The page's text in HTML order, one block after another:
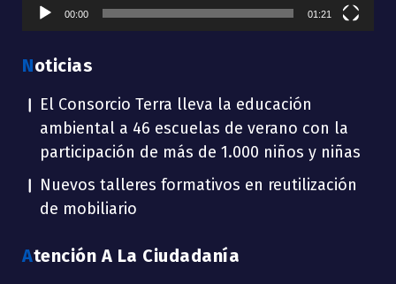
00:00 01:21
Noticias
El Consorcio Terra lleva la educación
ambiental a 46 escuelas de verano con la
participación de más de 1.000 niños y niñas
Nuevos talleres formativos en reutilización
de mobiliario
Atención A La Ciudadanía